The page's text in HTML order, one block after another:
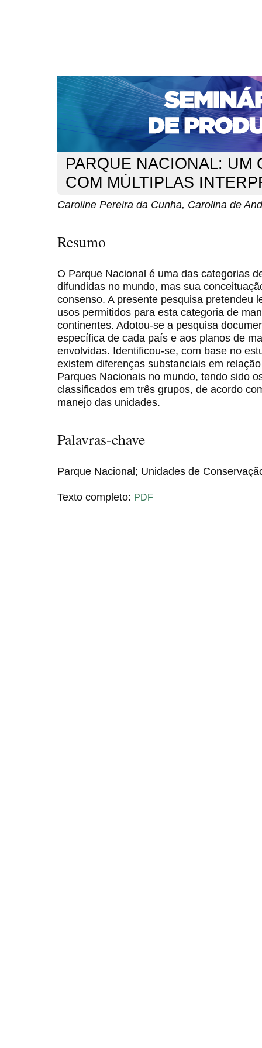
CAPA SOBRE ACESSO
NOTÍCIAS
PORTAL DE REVISTAS DA UNIFACS
v. 13 (2014) Pereira da Cunha
PARQUE NACIONAL: UM
COM MÚLTIPLAS
Caroline Pereira da Cunha, Carolina de
Resumo
O Parque Nacional é uma das categorias
difundidas no mundo, mas sua
consenso. A presente pesquisa pretendeu
usos permitidos para esta categoria de
continentes. Adotou-se a pesquisa
específica de cada país e aos planos de
envolvidas. Identificou-se, com base no
existem diferenças substanciais em
Parques Nacionais no mundo, tendo sido
classificados em três grupos, de acordo
manejo das unidades.
Palavras-chave
Parque Nacional; Unidades de
Texto completo: PDF